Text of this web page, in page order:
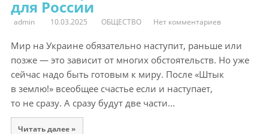
для России
admin 10.03.2025 ОБЩЕСТВО Нет комментариев
Мир на Украине обязательно наступит, раньше или
позже — это зависит от многих обстоятельств. Но уже
сейчас надо быть готовым к миру. После «Штык
в землю!» всеобщее счастье если и наступает,
то не сразу. А сразу будут две части...
Читать далее »